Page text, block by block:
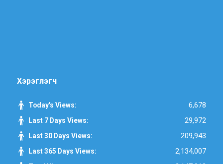
Хэрэглэгч
Today's Views: 6,678
Last 7 Days Views: 29,972
Last 30 Days Views: 209,943
Last 365 Days Views: 2,134,007